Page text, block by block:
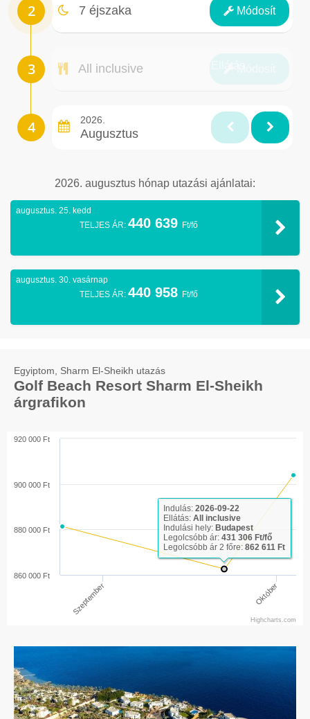
7 éjszaka Módosít
Éjszakák
All inclusive
2026.
Augusztus
2026. augusztus hónap utazási ajánlatai:
augusztus. 25. kedd
TELJES ÁR: 440 639 Ft/fő
augusztus. 30. vasárnap
TELJES ÁR: 440 958 Ft/fő
Egyiptom, Sharm El-Sheikh utazás
Golf Beach Resort Sharm El-Sheikh
árgrafikon
Szeptember Október
860 000 Ft
880 000 Ft
900 000 Ft
920 000 Ft
Highcharts.com
Indulás: 2026-09-22
Ellátás: All inclusive
Indulási hely: Budapest
Legolcsóbb ár: 431 306 Ft/fő
Legolcsóbb ár 2 főre:862 611 Ft